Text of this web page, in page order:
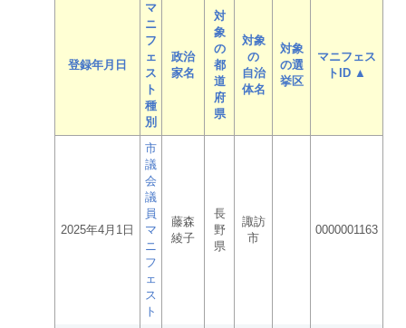
登録年月日
マ
ニ
フ
ェ
ス
ト
種
別
政治
家名
対
象
の
都
道
府
県
対象
の
自治
体名
対象
の選
挙区
マニフェス
トID ▲
2025年4月1日
市
議
会
議
員
マ
ニ
フ
ェ
ス
ト
藤森
綾子
長
野
県
諏訪
市
0000001163